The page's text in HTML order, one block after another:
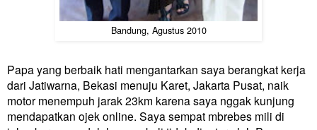
Bandung, Agustus 2010
Papa yang berbaik hati mengantarkan saya berangkat kerja
dari Jatiwarna, Bekasi menuju Karet, Jakarta Pusat, naik
motor menempuh jarak 23km karena saya nggak kunjung
mendapatkan ojek online. Saya sempat mbrebes mili di